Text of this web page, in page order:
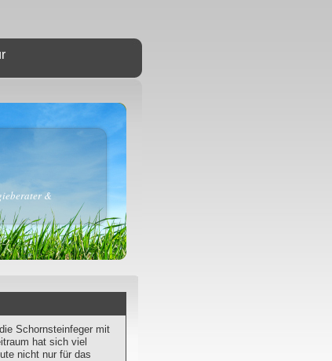
&
Schornsteinfeger mit
hat sich viel
nicht nur für das